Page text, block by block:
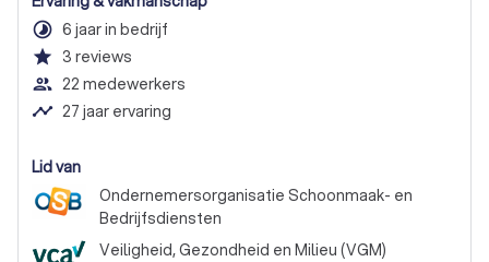
timelapse 6 jaar in bedrijf
star 3 reviews
people_outline 22 medewerkers
timeline 27 jaar ervaring
Lid van
Ondernemersorganisatie Schoonmaak- en
Bedrijfsdiensten
Veiligheid, Gezondheid en Milieu (VGM)